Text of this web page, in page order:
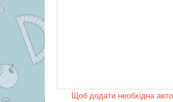
Щоб додати необхідна